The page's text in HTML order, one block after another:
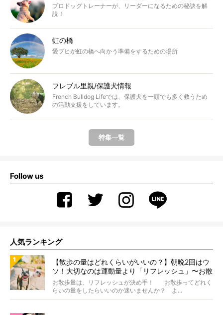
プロドッグトレーナーが、リーダーになるための秘訣を解
説！
虹の橋
愛ブヒが虹の橋へ向かう準備をするための場所
フレブル里親/保護犬情報
French Bulldog Lifeでは、保護犬を一頭でも多く救うため
の活動支援をしています。
特集一覧
Follow us
人気ランキング
【散歩の量はどれくらいがいいの？】朝晩2回はウ
ソ！大切なのは運動量より「リフレッシュ」〜お散
歩にまつわる疑問FAQつき〜
お散歩量は、リフレッシュが決め手！ お散歩ってどれく
らいの量をしたらいいのか迷いませんか？ よ...